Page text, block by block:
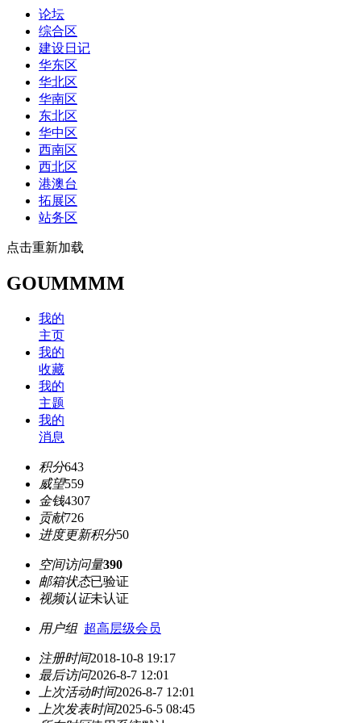
论坛
综合区
建设日记
华东区
华北区
华南区
东北区
华中区
西南区
西北区
港澳台
拓展区
站务区
点击重新加载
GOUMMMM
我的
主页
我的
收藏
我的
主题
我的
消息
积分643
威望559
金钱4307
贡献726
进度更新积分50
空间访问量390
邮箱状态已验证
视频认证未认证
用户组 超高层级会员
注册时间2018-10-8 19:17
最后访问2026-8-7 12:01
上次活动时间2026-8-7 12:01
上次发表时间2025-6-5 08:45